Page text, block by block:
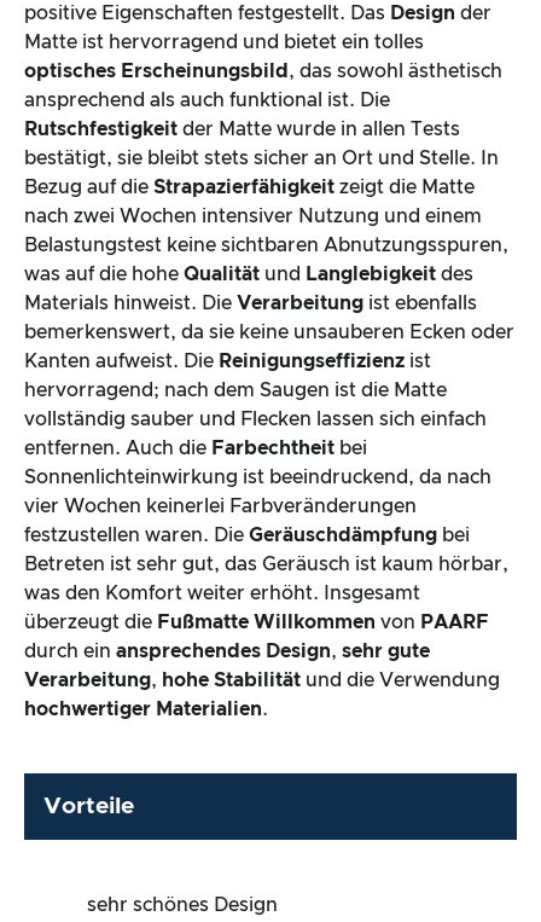
positive Eigenschaften festgestellt. Das Design der
Matte ist hervorragend und bietet ein tolles
optisches Erscheinungsbild , das sowohl ästhetisch
ansprechend als auch funktional ist. Die
Rutschfestigkeit der Matte wurde in allen Tests
bestätigt, sie bleibt stets sicher an Ort und Stelle. In
Bezug auf die Strapazierfähigkeit zeigt die Matte
nach zwei Wochen intensiver Nutzung und einem
Belastungstest keine sichtbaren Abnutzungsspuren,
was auf die hohe Qualität und Langlebigkeit des
Materials hinweist. Die Verarbeitung ist ebenfalls
bemerkenswert, da sie keine unsauberen Ecken oder
Kanten aufweist. Die Reinigungseffizienz ist
hervorragend; nach dem Saugen ist die Matte
vollständig sauber und Flecken lassen sich einfach
entfernen. Auch die Farbechtheit bei
Sonnenlichteinwirkung ist beeindruckend, da nach
vier Wochen keinerlei Farbveränderungen
festzustellen waren. Die Geräuschdämpfung bei
Betreten ist sehr gut, das Geräusch ist kaum hörbar,
was den Komfort weiter erhöht. Insgesamt
überzeugt die Fußmatte Willkommen von PAARF
durch ein ansprechendes Design, sehr gute
Verarbeitung, hohe Stabilität und die Verwendung
hochwertiger Materialien.
Vorteile
sehr schönes Design